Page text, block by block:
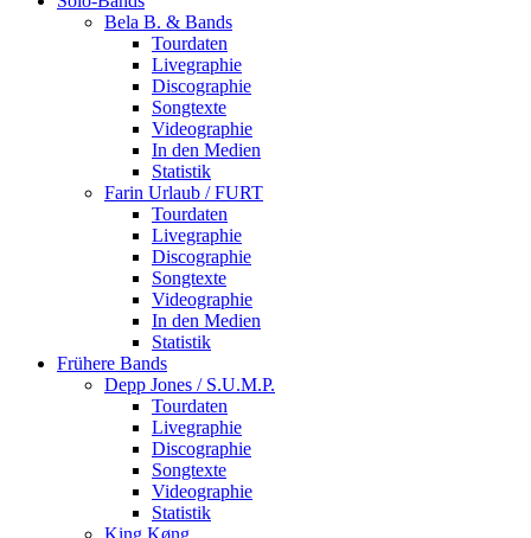
Bela B. & Bands
Tourdaten
Livegraphie
Discographie
Songtexte
Videographie
In den Medien
Statistik
Farin Urlaub / FURT
Tourdaten
Livegraphie
Discographie
Songtexte
Videographie
In den Medien
Statistik
Frühere Bands
Depp Jones / S.U.M.P.
Tourdaten
Livegraphie
Discographie
Songtexte
Videographie
Statistik
King Køng